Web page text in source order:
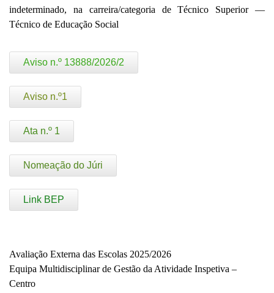
indeterminado, na carreira/categoria de Técnico Superior —
Técnico de Educação Social
Aviso n.º 13888/2026/2
Aviso n.º1
Ata n.º 1
Nomeação do Júri
Link BEP
Avaliação Externa das Escolas 2025/2026
Equipa Multidisciplinar de Gestão da Atividade Inspetiva –
Centro